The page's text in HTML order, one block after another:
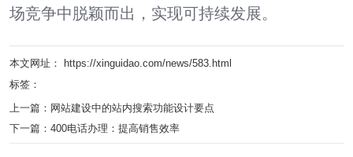
场竞争中脱颖而出，实现可持续发展。
本文网址： https://xinguidao.com/news/583.html
标签：
上一篇： 网站建设中的站内搜索功能设计要点
下一篇： 400电话办理：提高销售效率